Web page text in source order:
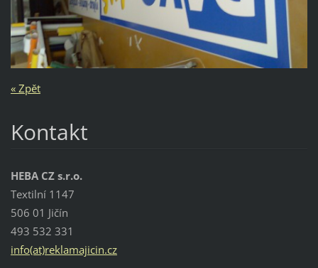
« Zpět
Kontakt
HEBA CZ s.r.o.
Textilní 1147
506 01 Jičín
493 532 331
info(at)reklamajicin.cz